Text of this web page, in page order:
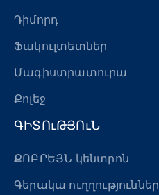
Դիմորդ
Ֆակուլտետներ
Մագիստրատուրա
Քոլեջ
ԳԻՏՈւԹՅՈւՆ
ՔՈԲՐԵՅՆ կենտրոն
Գերակա ուղղություններ